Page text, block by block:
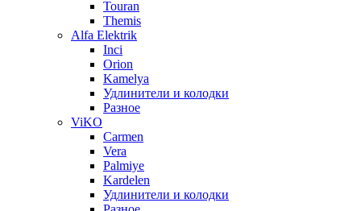
Touran
Themis
Alfa Elektrik
Inci
Orion
Kamelya
Удлинители и колодки
Разное
ViKO
Carmen
Vera
Palmiye
Kardelen
Удлинители и колодки